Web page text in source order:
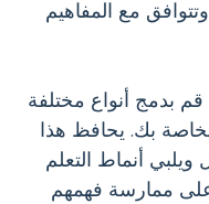
مع المفاهيم
قم بدمج أنواع مختلفة
بك. يحافظ هذا
ويلبي أنماط التعلم
على ممارسة فهمهم